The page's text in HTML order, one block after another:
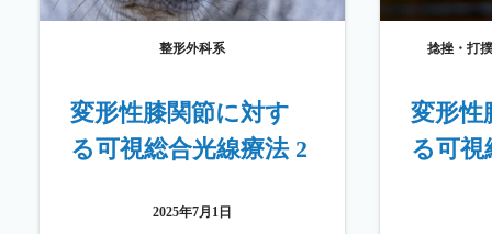
整形外科系
変形性膝関節に対す
る可視総合光線療法 2
2025年7月1日
捻挫・打
変形性
る可視